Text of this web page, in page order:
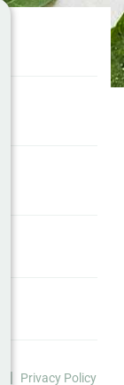
| Privacy Policy